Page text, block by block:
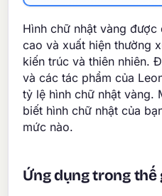
Hình chữ nhật vàng
cao và xuất hiện thường
kiến trúc và thiên nhiên.
và các tác phẩm của
tỷ lệ hình chữ nhật vàng.
biết hình chữ nhật của
mức nào.
Ứng dụng trong